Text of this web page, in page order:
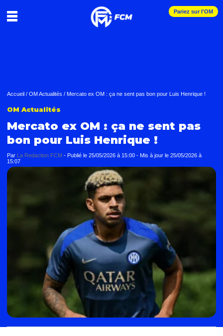
Pariez sur l'OM
Accueil / OM Actualités / Mercato ex OM : ça ne sent pas bon pour Luis Henrique !
OM Actualités
Mercato ex OM : ça ne sent pas
bon pour Luis Henrique !
Par La Redaction FCM - Publié le 25/05/2026 à 15:00 - Mis à jour le 25/05/2026 à
15:07